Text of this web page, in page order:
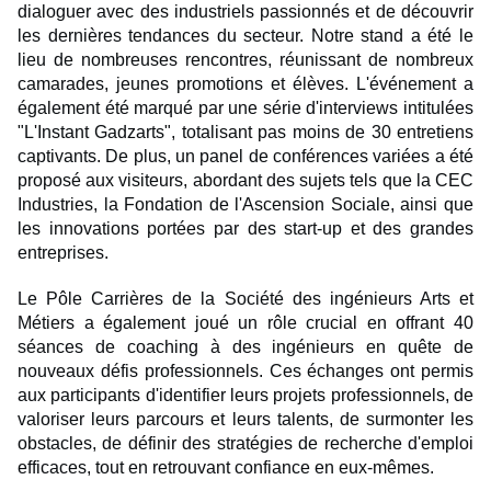
dialoguer avec des industriels passionnés et de découvrir
les dernières tendances du secteur. Notre stand a été le
lieu de nombreuses rencontres, réunissant de nombreux
camarades, jeunes promotions et élèves. L'événement a
également été marqué par une série d'interviews intitulées
"L'Instant Gadzarts", totalisant pas moins de 30 entretiens
captivants. De plus, un panel de conférences variées a été
proposé aux visiteurs, abordant des sujets tels que la CEC
Industries, la Fondation de l'Ascension Sociale, ainsi que
les innovations portées par des start-up et des grandes
entreprises.
Le Pôle Carrières de la Société des ingénieurs Arts et
Métiers a également joué un rôle crucial en offrant 40
séances de coaching à des ingénieurs en quête de
nouveaux défis professionnels. Ces échanges ont permis
aux participants d'identifier leurs projets professionnels, de
valoriser leurs parcours et leurs talents, de surmonter les
obstacles, de définir des stratégies de recherche d'emploi
efficaces, tout en retrouvant confiance en eux-mêmes.